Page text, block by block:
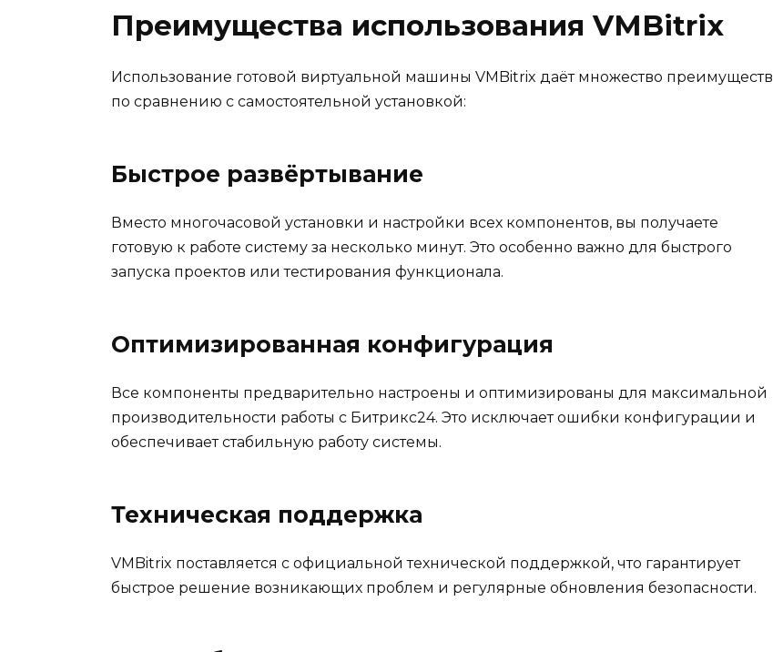
Преимущества использования VMBitrix
Использование готовой виртуальной машины VMBitrix даёт множество преимуществ
по сравнению с самостоятельной установкой:
Быстрое развёртывание
Вместо многочасовой установки и настройки всех компонентов, вы получаете
готовую к работе систему за несколько минут. Это особенно важно для быстрого
запуска проектов или тестирования функционала.
Оптимизированная конфигурация
Все компоненты предварительно настроены и оптимизированы для максимальной
производительности работы с Битрикс24. Это исключает ошибки конфигурации и
обеспечивает стабильную работу системы.
Техническая поддержка
VMBitrix поставляется с официальной технической поддержкой, что гарантирует
быстрое решение возникающих проблем и регулярные обновления безопасности.